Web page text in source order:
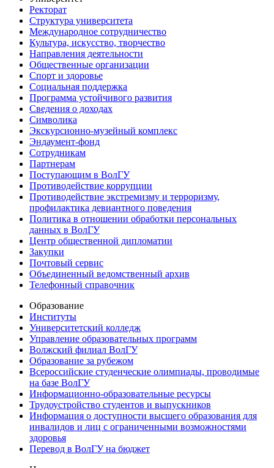
Ректорат
Структура университета
Международное сотрудничество
Культура, искусство, творчество
Направления деятельности
Общественные организации
Спорт и здоровье
Социальная поддержка
Программа устойчивого развития
Сведения о доходах
Символика
Экскурсионно-музейный комплекс
Эндаумент-фонд
Сотрудникам
Партнерам
Поступающим в ВолГУ
Противодействие коррупции
Противодействие экстремизму и терроризму,
профилактика девиантного поведения
Политика в отношении обработки персональных
данных в ВолГУ
Центр общественной дипломатии
Закупки
Почтовый сервис
Объединенный ведомственный архив
Телефонный справочник
Образование
Институты
Университетский колледж
Управление образовательных программ
Волжский филиал ВолГУ
Образование за рубежом
Всероссийские студенческие олимпиады, проводимые
на базе ВолГУ
Информационно-образовательные ресурсы
Трудоустройство студентов и выпускников
Информация о доступности высшего образования для
инвалидов и лиц с ограниченными возможностями
здоровья
Перевод в ВолГУ на бюджет